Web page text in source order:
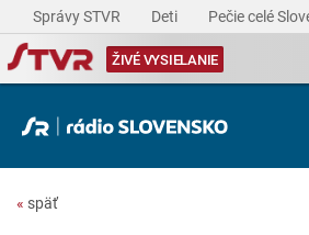
Správy STVR Deti Pečie celé
ŽIVÉ VYSIELANIE
« späť